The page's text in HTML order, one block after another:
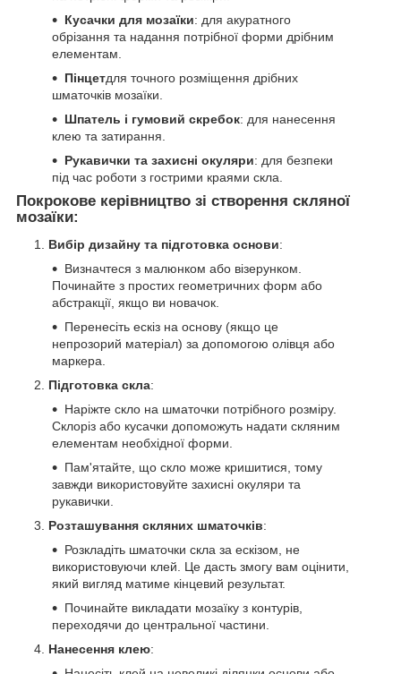
Кусачки для мозаїки: для акуратного
обрізання та надання потрібної форми дрібним
елементам.
Пінцетдля точного розміщення дрібних
шматочків мозаїки.
Шпатель і гумовий скребок: для нанесення
клею та затирання.
Рукавички та захисні окуляри: для безпеки
під час роботи з гострими краями скла.
Покрокове керівництво зі створення скляної
мозаїки:
Вибір дизайну та підготовка основи:
Визначтеся з малюнком або візерунком.
Починайте з простих геометричних форм або
абстракції, якщо ви новачок.
Перенесіть ескіз на основу (якщо це
непрозорий матеріал) за допомогою олівця або
маркера.
Підготовка скла:
Наріжте скло на шматочки потрібного розміру.
Склоріз або кусачки допоможуть надати скляним
елементам необхідної форми.
Пам'ятайте, що скло може кришитися, тому
завжди використовуйте захисні окуляри та
рукавички.
Розташування скляних шматочків:
Розкладіть шматочки скла за ескізом, не
використовуючи клей. Це дасть змогу вам оцінити,
який вигляд матиме кінцевий результат.
Починайте викладати мозаїку з контурів,
переходячи до центральної частини.
Нанесення клею: